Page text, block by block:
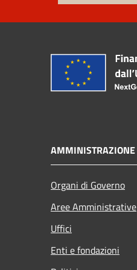
AMMINISTRAZIONE
Organi di Governo
Aree Amministrative
Uffici
Enti e fondazioni